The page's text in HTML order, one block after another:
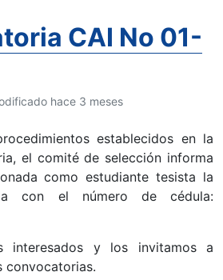
CAI No 01-
hace 3 meses
establecidos en la
el comité de selección informa
como estudiante tesista la
con el número de cédula:
interesados y los invitamos a
convocatorias.